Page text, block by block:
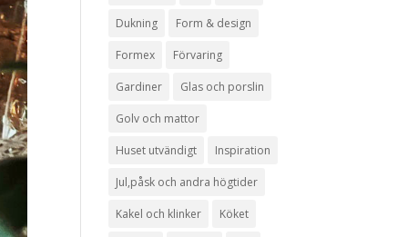
Dukning Form & design
Formex Förvaring
Gardiner Glas och porslin
Golv och mattor
Huset utvändigt Inspiration
Jul,påsk och andra högtider
Kakel och klinker Köket